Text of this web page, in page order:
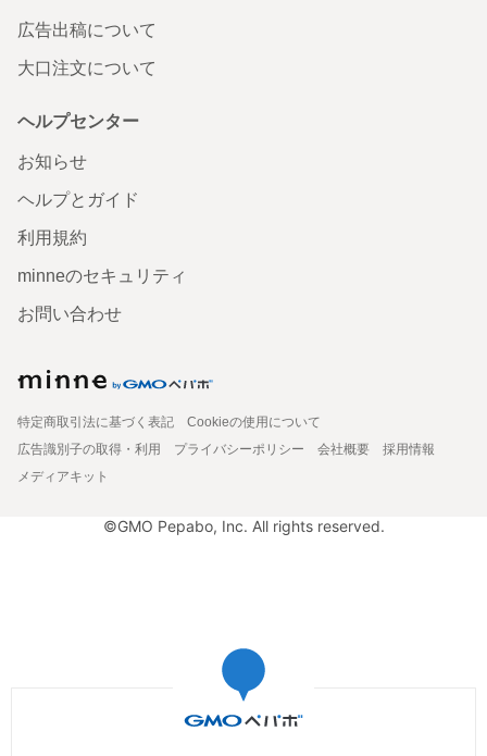
広告出稿について
大口注文について
ヘルプセンター
お知らせ
ヘルプとガイド
利用規約
minneのセキュリティ
お問い合わせ
特定商取引法に基づく表記
Cookieの使用について
広告識別子の取得・利用
プライバシーポリシー 会社概要
採用情報
メディアキット
©GMO Pepabo, Inc. All rights reserved.